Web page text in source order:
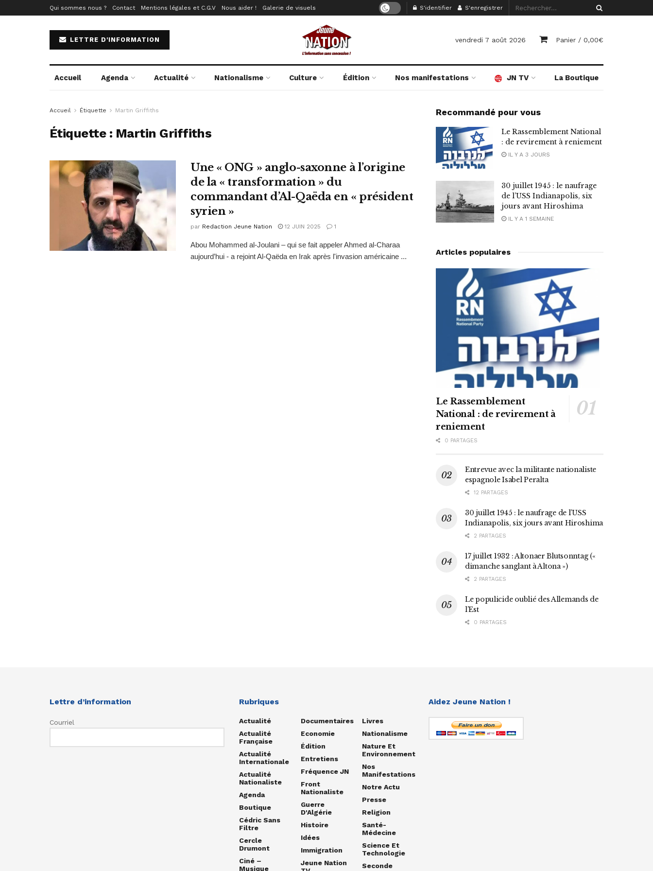
Qui sommes nous ? Contact Mentions légales et C.G.V Nous aider ! Galerie de visuels S'identifier S'enregistrer
LETTRE D'INFORMATION vendredi 7 août 2026 Panier / 0,00€
Accueil Agenda Actualité Nationalisme Culture Édition Nos manifestations JN TV La Boutique
Accueil Étiquette Martin Griffiths
Étiquette : Martin Griffiths
Une « ONG » anglo-saxonne à l’origine
de la « transformation » du
commandant d’Al-Qaëda en « président
syrien »
par Redaction Jeune Nation 12 JUIN 2025 1
Abou Mohammed al-Joulani – qui se fait appeler Ahmed al-Charaa
aujourd’hui - a rejoint Al-Qaëda en Irak après l'invasion américaine ...
Recommandé pour vous
Le Rassemblement National
: de revirement à reniement
IL Y A 3 JOURS
30 juillet 1945 : le naufrage
de l’USS Indianapolis, six
jours avant Hiroshima
IL Y A 1 SEMAINE
Articles populaires
Le Rassemblement
National : de revirement à
reniement
0 PARTAGES
Entrevue avec la militante nationaliste
espagnole Isabel Peralta
12 PARTAGES
30 juillet 1945 : le naufrage de l’USS
Indianapolis, six jours avant Hiroshima
2 PARTAGES
17 juillet 1932 : Altonaer Blutsonntag («
dimanche sanglant à Altona »)
2 PARTAGES
Le populicide oublié des Allemands de
l’Est
0 PARTAGES
Lettre d’information
Courriel
Rubriques
Actualité
Actualité
Française
Actualité
Internationale
Actualité
Nationaliste
Agenda
Boutique
Cédric Sans
Filtre
Cercle
Drumont
Ciné –
Musique
Documentaires
Economie
Édition
Entretiens
Fréquence JN
Front
Nationaliste
Guerre
D'Algérie
Histoire
Idées
Immigration
Jeune Nation
Livres
Nationalisme
Nature Et
Environnement
Nos
Manifestations
Notre Actu
Presse
Religion
Santé-
Médecine
Science Et
Technologie
Seconde
Aidez Jeune Nation !